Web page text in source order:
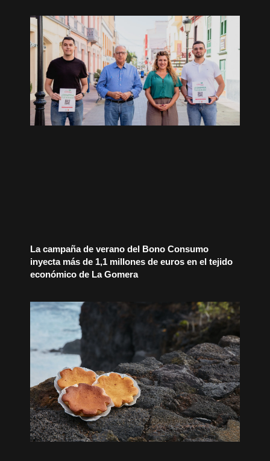
La campaña de verano del Bono Consumo
inyecta más de 1,1 millones de euros en el tejido
económico de La Gomera